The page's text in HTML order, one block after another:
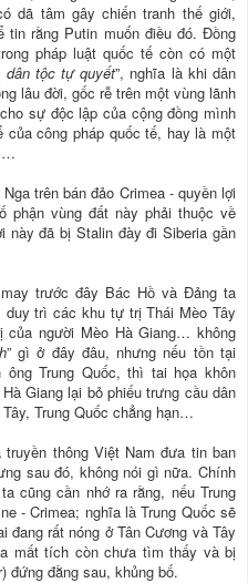
dã tâm gây chiến tranh thế giới,
tin rằng Putin muốn điều đó. Đồng
pháp luật quốc tế còn có một
dân tộc tự quyết”, nghĩa là khi dân
lâu đời, gốc rễ trên một vùng lãnh
sự độc lập của cộng đồng mình
công pháp quốc tế, hay là một
trên bán đảo Crimea - quyền lợi
phận vùng đất này phải thuộc về
này đã bị Stalin đày đi Siberia gần
trước đây Bác Hồ và Đảng ta
duy trì các khu tự trị Thái Mèo Tây
người Mèo Hà Giang… không
” gì ở đây đâu, nhưng nếu tồn tại
Trung Quốc, thì tai họa khôn
Giang lại bỏ phiếu trưng cầu dân
Trung Quốc chẳng hạn…
thông Việt Nam đưa tin ban
sau đó, không nói gì nữa. Chính
cũng cần nhớ ra rằng, nếu Trung
- Crimea; nghĩa là Trung Quốc sẽ
rất nóng ở Tân Cương và Tây
mất tích còn chưa tìm thấy và bị
đứng đằng sau, khủng bố.